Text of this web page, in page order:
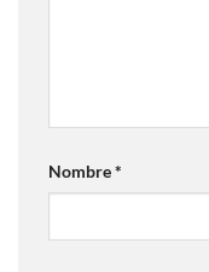
Nombre*